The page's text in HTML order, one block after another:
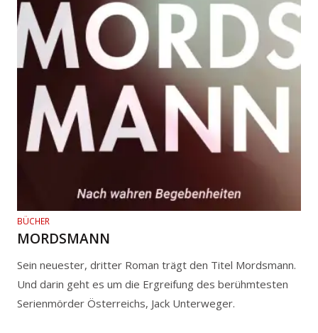
BÜCHER
MORDSMANN
Sein neuester, dritter Roman trägt den Titel Mordsmann.
Und darin geht es um die Ergreifung des berühmtesten
Serienmörder Österreichs, Jack Unterweger.